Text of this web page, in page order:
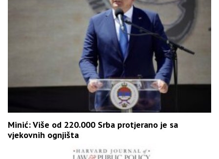
Minić: Više od 220.000 Srba protjerano je sa
vjekovnih ognjišta